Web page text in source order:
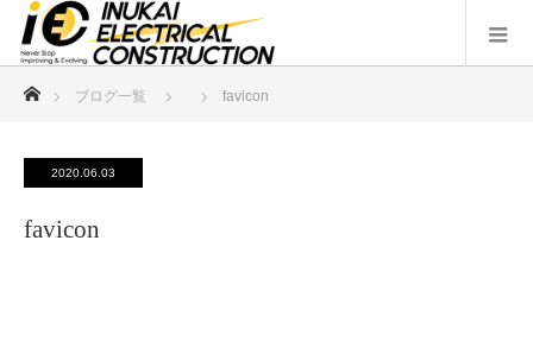
ブログ一覧 favicon
2020.06.03
favicon